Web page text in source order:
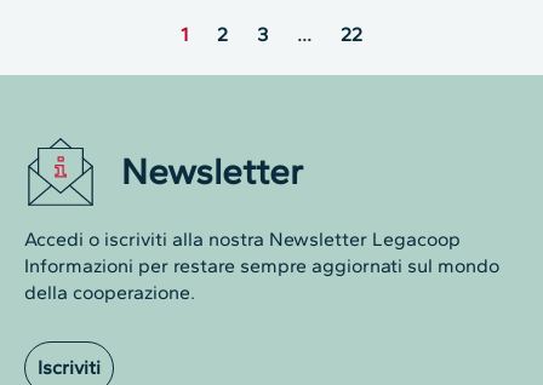
1 2 3 … 22
Newsletter
Accedi o iscriviti alla nostra Newsletter Legacoop
Informazioni per restare sempre aggiornati sul mondo
della cooperazione.
Iscriviti